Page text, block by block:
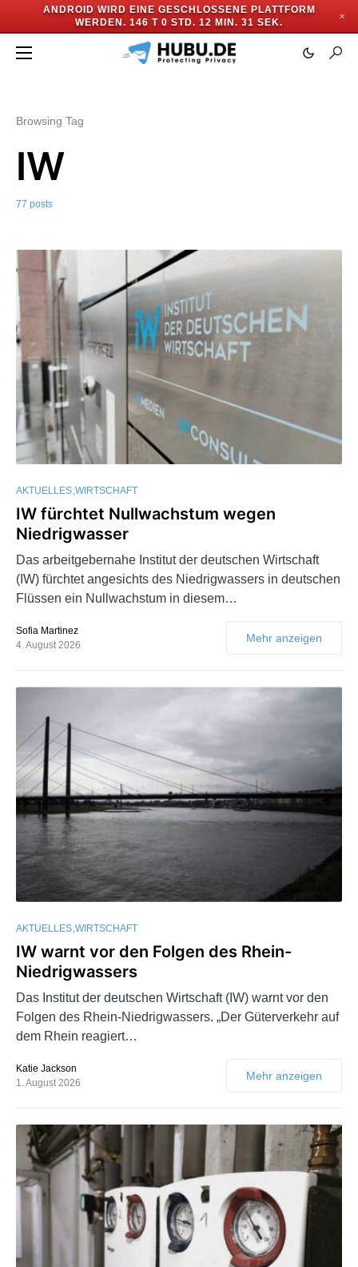
ANDROID WIRD EINE GESCHLOSSENE PLATTFORM
WERDEN. 146 T 0 STD. 12 MIN. 28 SEK.
✕
Browsing Tag
IW
77 posts
AKTUELLES WIRTSCHAFT
IW fürchtet Nullwachstum wegen
Niedrigwasser
Das arbeitgebernahe Institut der deutschen Wirtschaft
(IW) fürchtet angesichts des Niedrigwassers in deutschen
Flüssen ein Nullwachstum in diesem…
Sofia Martinez
4. August 2026
Mehr anzeigen
AKTUELLES WIRTSCHAFT
IW warnt vor den Folgen des Rhein-
Niedrigwassers
Das Institut der deutschen Wirtschaft (IW) warnt vor den
Folgen des Rhein-Niedrigwassers. „Der Güterverkehr auf
dem Rhein reagiert…
Katie Jackson
1. August 2026
Mehr anzeigen